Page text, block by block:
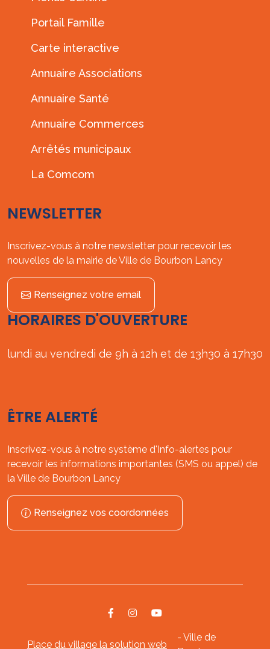
Portail Famille
Carte interactive
Annuaire Associations
Annuaire Santé
Annuaire Commerces
Arrêtés municipaux
La Comcom
NEWSLETTER
Inscrivez-vous à notre newsletter pour recevoir les
nouvelles de la mairie de Ville de Bourbon Lancy
Renseignez votre email
HORAIRES D'OUVERTURE
lundi au vendredi de 9h à 12h et de 13h30 à 17h30
ÊTRE ALERTÉ
Inscrivez-vous à notre système d'Info-alertes pour
recevoir les informations importantes (SMS ou appel) de
la Ville de Bourbon Lancy
Renseignez vos coordonnées
Place du village la solution web
- Ville de